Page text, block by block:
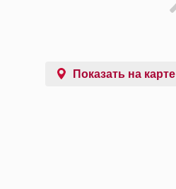
Показать на карте